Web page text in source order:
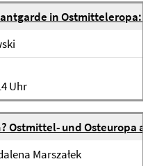
in Ostmitteleropa:
Uhr
Ostmittel- und Osteuropa
Marszałek